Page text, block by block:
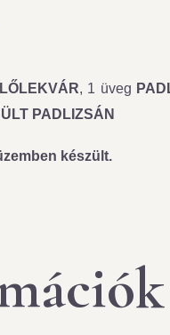
, 1 üveg
PADLIZSÁN
készült.